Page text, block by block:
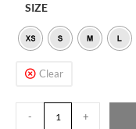
SIZE
Clear
- +